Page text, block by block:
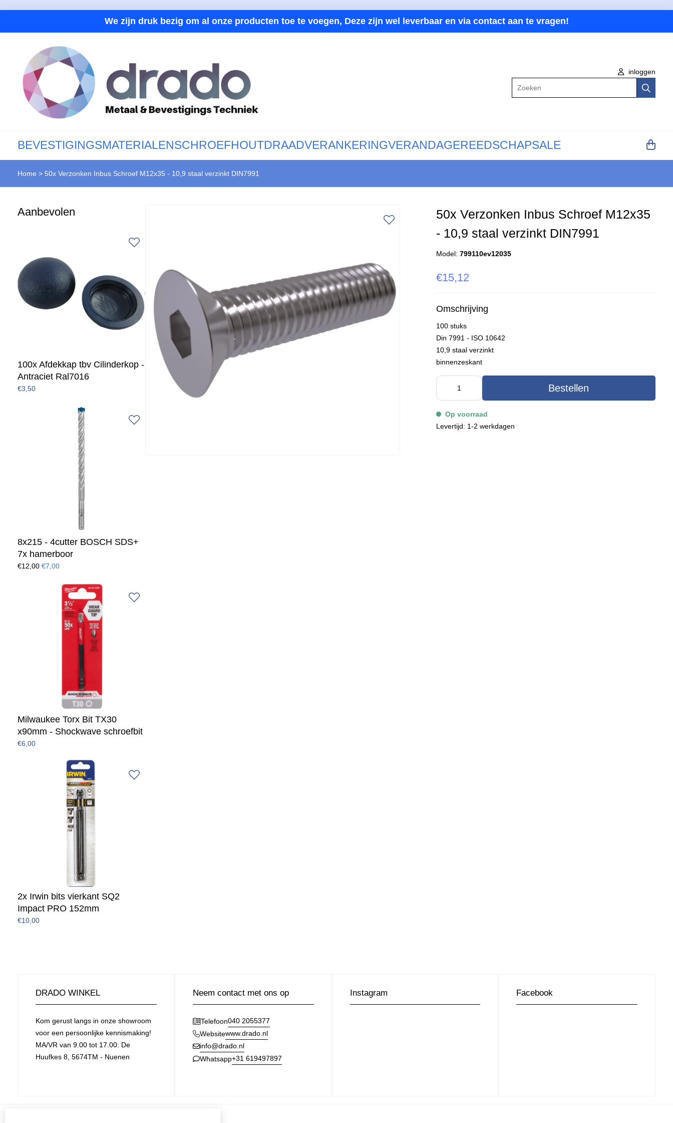
We zijn druk bezig om al onze producten toe te voegen, Deze zijn wel leverbaar en via contact aan te vragen!
inloggen
BEVESTIGINGSMATERIALENSCHROEFHOUTDRAADVERANKERINGVERANDAGEREEDSCHAPSALE
Home > 50x Verzonken Inbus Schroef M12x35 - 10,9 staal verzinkt DIN7991
Aanbevolen
100x Afdekkap tbv Cilinderkop -
Antraciet Ral7016
€3,50
8x215 - 4cutter BOSCH SDS+
7x hamerboor
€12,00 €7,00
Milwaukee Torx Bit TX30
x90mm - Shockwave schroefbit
€6,00
2x Irwin bits vierkant SQ2
Impact PRO 152mm
€10,00
50x Verzonken Inbus Schroef M12x35
- 10,9 staal verzinkt DIN7991
Model: 799110ev12035
€15,12
Omschrijving
100 stuks
Din 7991 - ISO 10642
10,9 staal verzinkt
binnenzeskant
Bestellen
Op voorraad
Levertijd: 1-2 werkdagen
DRADO WINKEL
Kom gerust langs in onze showroom
voor een persoonlijke kennismaking!
MA/VR van 9.00 tot 17.00: De
Huufkes 8, 5674TM - Nuenen
Neem contact met ons op
Telefoon040 2055377
Websitewww.drado.nl
info@drado.nl
Whatsapp+31 619497897
Instagram Facebook